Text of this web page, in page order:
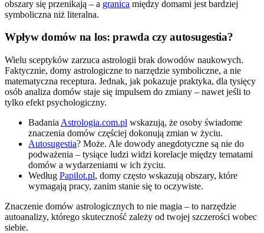
obszary się przenikają – a granica między domami jest bardziej
symboliczna niż literalna.
Wpływ domów na los: prawda czy autosugestia?
Wielu sceptyków zarzuca astrologii brak dowodów naukowych.
Faktycznie, domy astrologiczne to narzędzie symboliczne, a nie
matematyczna receptura. Jednak, jak pokazuje praktyka, dla tysięcy
osób analiza domów staje się impulsem do zmiany – nawet jeśli to
tylko efekt psychologiczny.
Badania Astrologia.com.pl wskazują, że osoby świadome
znaczenia domów częściej dokonują zmian w życiu.
Autosugestia? Może. Ale dowody anegdotyczne są nie do
podważenia – tysiące ludzi widzi korelacje między tematami
domów a wydarzeniami w ich życiu.
Według Papilot.pl, domy często wskazują obszary, które
wymagają pracy, zanim stanie się to oczywiste.
Znaczenie domów astrologicznych to nie magia – to narzędzie
autoanalizy, którego skuteczność zależy od twojej szczerości wobec
siebie.